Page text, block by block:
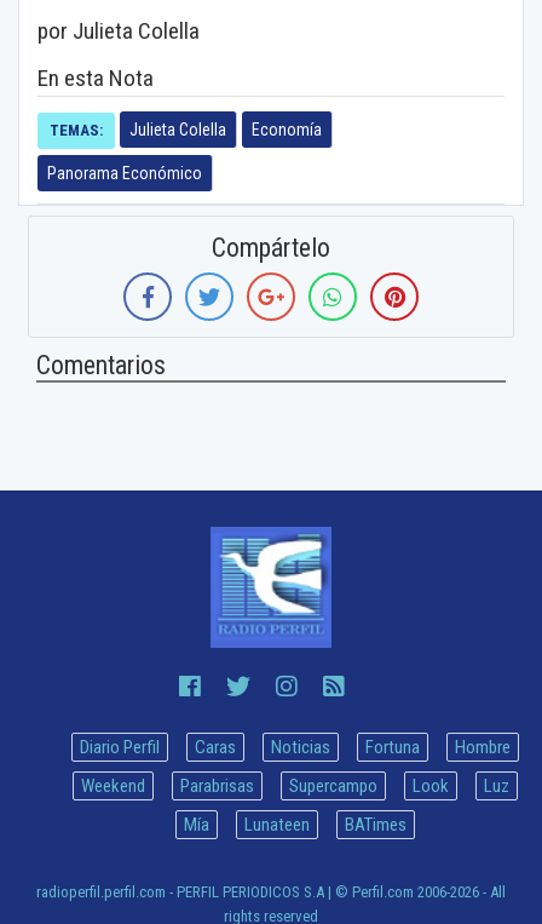
por Julieta Colella
En esta Nota
TEMAS: Julieta Colella Economía
Panorama Económico
Compártelo
Comentarios
Diario Perfil Caras Noticias Fortuna
Hombre
Weekend
Parabrisas Supercampo Look
Luz
Mía
Lunateen BATimes
radioperfil.perfil.com - PERFIL PERIODICOS S.A | © Perfil.com 2006-2026 - All
rights reserved